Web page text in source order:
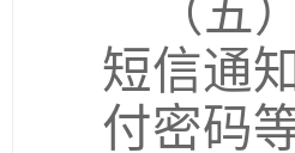
（五
短信通
付密码